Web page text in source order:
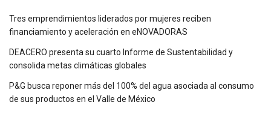
Tres emprendimientos liderados por mujeres reciben
financiamiento y aceleración en eNOVADORAS
DEACERO presenta su cuarto Informe de Sustentabilidad y
consolida metas climáticas globales
P&G busca reponer más del 100% del agua asociada al consumo
de sus productos en el Valle de México